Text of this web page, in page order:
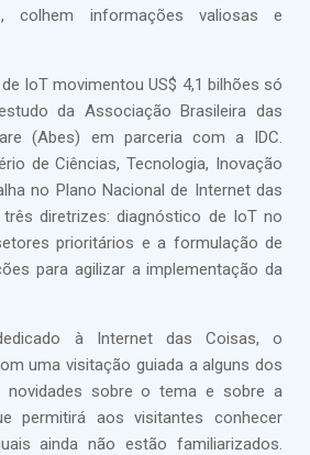
colhem informações valiosas e
IoT movimentou US$ 4,1 bilhões só
da Associação Brasileira das
(Abes) em parceria com a IDC.
de Ciências, Tecnologia, Inovação
no Plano Nacional de Internet das
diretrizes: diagnóstico de IoT no
prioritários e a formulação de
para agilizar a implementação da
à Internet das Coisas, o
uma visitação guiada a alguns dos
novidades sobre o tema e sobre a
permitirá aos visitantes conhecer
ainda não estão familiarizados.